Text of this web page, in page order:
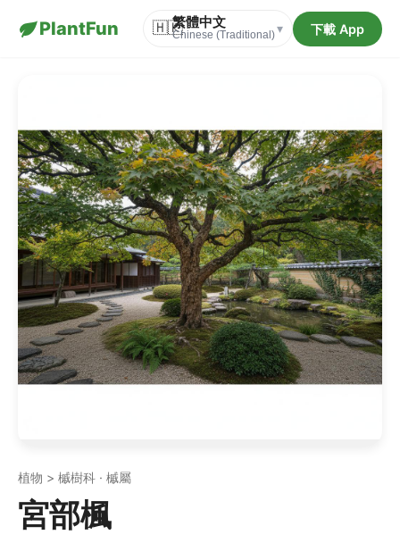
PlantFun 🇭🇰繁體中文
Chinese (Traditional)▾ 下載 App
植物 > 槭樹科 · 槭屬
宮部楓